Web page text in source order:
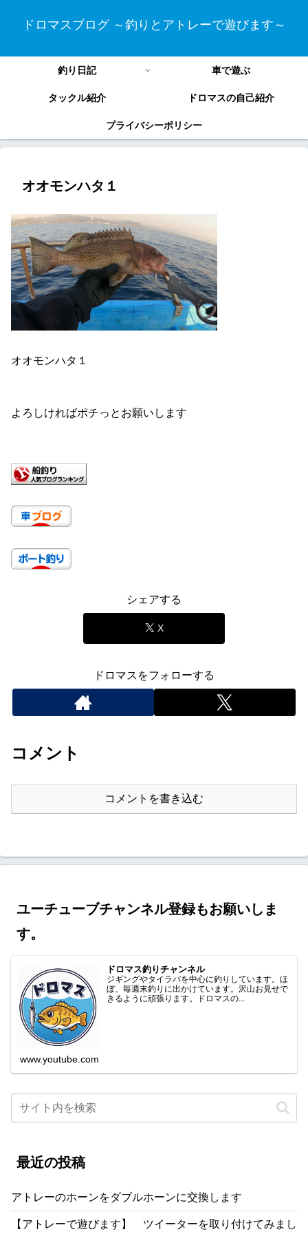
ドロマスブログ ～釣りとアトレーで遊びます～
釣り日記 車で遊ぶ
タックル紹介 ドロマスの自己紹介
プライバシーポリシー
オオモンハタ１
オオモンハタ１
よろしければポチっとお願いします
シェアする
X
ドロマスをフォローする
コメント
コメントを書き込む
ユーチューブチャンネル登録もお願いしま
す。
ドロマス釣りチャンネル
ジギングやタイラバを中心に釣りしています。ほ
ぼ、毎週末釣りに出かけています。沢山お見せで
きるように頑張ります。ドロマスの...
www.youtube.com
最近の投稿
アトレーのホーンをダブルホーンに交換します
【アトレーで遊びます】 ツイーターを取り付けてみまし